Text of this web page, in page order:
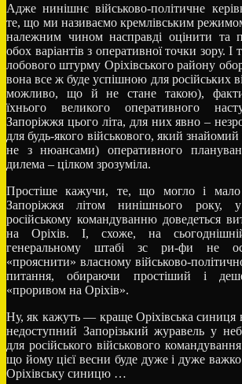
Адже нинішнє військово-політичне
те, що ми називаємо кремлівським
належним чином насправді оцінити та
обох варіантів з оперативної точки зору.
лобового штурму Оріхівського району
вона все ж буде успішною для російських
можливо, що й не стане такою),
їхнього великого оперативного
Запоріжжя цього літа, для них явно –
для будь-якого військового, який знайомий
не з нюансами) оперативного
дилема – цілком зрозуміла.
Простіше кажучи, те, що могло і
Запоріжжя літом нинішнього року,
російському командуванню доведеться
на Оріхів. І, схоже, на
генеральному штабі зс ри-фи не
«прояснити» власному військово-
питання, обираючи простіший і
«проривом на Оріхів».
Ну, як кажуть — краще Оріхівська синиця
недоступний Запорізький журавель у
для російського військового
що йому цієї весни буде дуже і дуже
Оріхівську синицю …